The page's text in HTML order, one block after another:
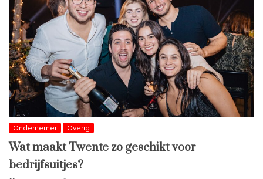
Ondernemer Overig
Wat maakt Twente zo geschikt voor
bedrijfsuitjes?